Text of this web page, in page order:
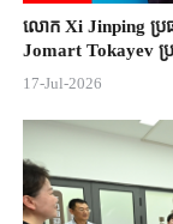
លោក Xi Jinping ប្រធ
Jomart ​Tokayev ​ប្
17-Jul-2026